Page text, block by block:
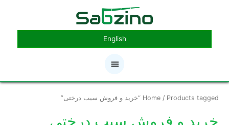
فهرست
اصلی
English
Home / Products tagged “خرید و فروش سیب درختی”
خرید و فروش سیب درختی